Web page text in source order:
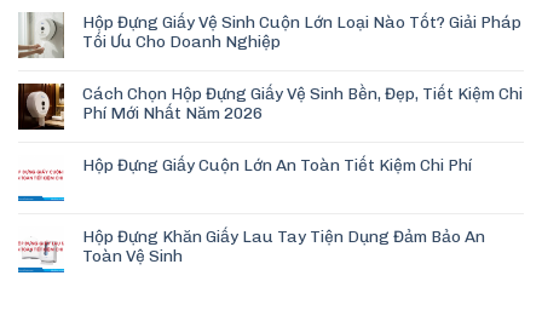
Hộp Đựng Giấy Vệ Sinh Cuộn Lớn Loại Nào Tốt? Giải Pháp
Tối Ưu Cho Doanh Nghiệp
Cách Chọn Hộp Đựng Giấy Vệ Sinh Bền, Đẹp, Tiết Kiệm Chi
Phí Mới Nhất Năm 2026
Hộp Đựng Giấy Cuộn Lớn An Toàn Tiết Kiệm Chi Phí
Hộp Đựng Khăn Giấy Lau Tay Tiện Dụng Đảm Bảo An
Toàn Vệ Sinh